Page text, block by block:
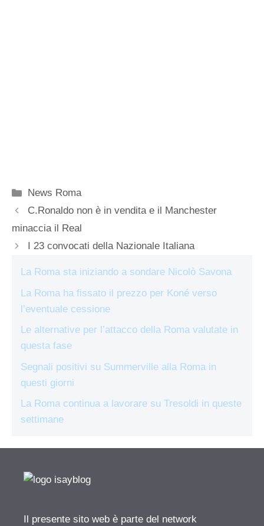
Categorie
News Roma
C.Ronaldo non è in vendita e il Manchester
minaccia il Real
I 23 convocati della Nazionale Italiana
La Roma sta iniziando a sondare Nicolò Savona
La Roma ha fissato il prezzo per Koné verso
l’eventuale cessione
Le alternative per l’attacco della Roma valutate in
questa fase
Segnali positivi su Summerville alla Roma in
questi giorni
La Roma continua a lavorare su Tresoldi in queste
settimane
Il presente sito web è parte del network